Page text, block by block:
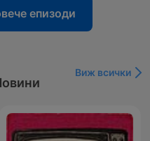
епизоди
Виж всички